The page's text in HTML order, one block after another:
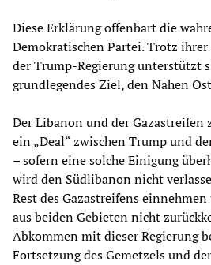
Diese Erklärung offenbart die
Demokratischen Partei. Trotz
der Trump-Regierung unterstützt
grundlegendes Ziel, den Nahen
Der Libanon und der Gazastreifen
ein „Deal“ zwischen Trump und
– sofern eine solche Einigung
wird den Südlibanon nicht
Rest des Gazastreifens
aus beiden Gebieten nicht
Abkommen mit dieser Regierung
Fortsetzung des Gemetzels und